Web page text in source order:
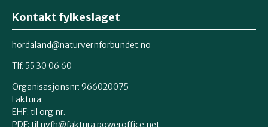
Kontakt fylkeslaget
hordaland@naturvernforbundet.no
Tlf. 55 30 06 60
Organisasjonsnr: 966020075
Faktura:
EHF: til org.nr.